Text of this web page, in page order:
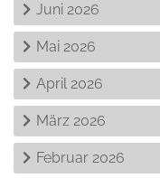
Juni 2026
Mai 2026
April 2026
März 2026
Februar 2026